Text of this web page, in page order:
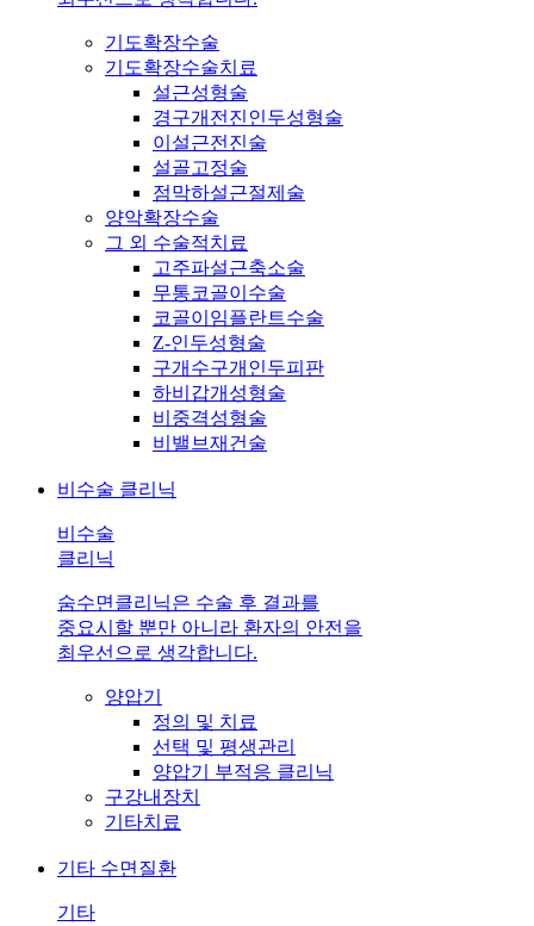
기도확장수술
기도확장수술치료
설근성형술
경구개전진인두성형술
이설근전진술
설골고정술
점막하설근절제술
양악확장수술
그 외 수술적치료
고주파설근축소술
무통코골이수술
코골이임플란트수술
Z-인두성형술
구개수구개인두피판
하비갑개성형술
비중격성형술
비밸브재건술
비수술 클리닉
비수술
클리닉
숨수면클리닉은 수술 후 결과를
중요시할 뿐만 아니라 환자의 안전을
최우선으로 생각합니다.
양압기
정의 및 치료
선택 및 평생관리
양압기 부적응 클리닉
구강내장치
기타치료
기타 수면질환
기타